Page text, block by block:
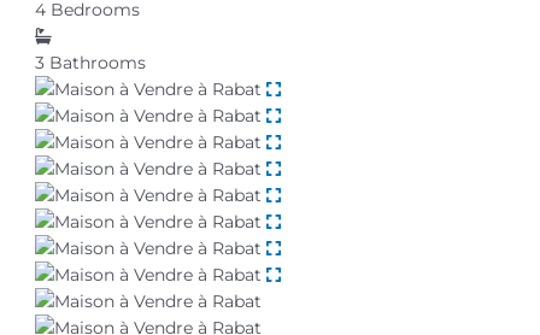
4 Bedrooms
3 Bathrooms